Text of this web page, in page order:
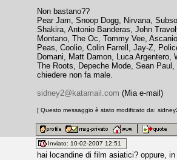
Non bastano??
Pear Jam, Snoop Dogg, Nirvana,
Shakira, Antonio Banderas, John
Montano, The Oc, Tommy Vee,
Peas, Coolio, Colin Farrell, Jay-Z,
Domani, Matt Damon, Luca
The Roots, Depeche Mode, Sean
chiedere non fa male.
sidney2@katamail.com (Mia e-mail)
[ Questo messaggio è stato modificato da:
Inviato: 10-02-2007 12:51
hai locandine di film asiatici? oppure,